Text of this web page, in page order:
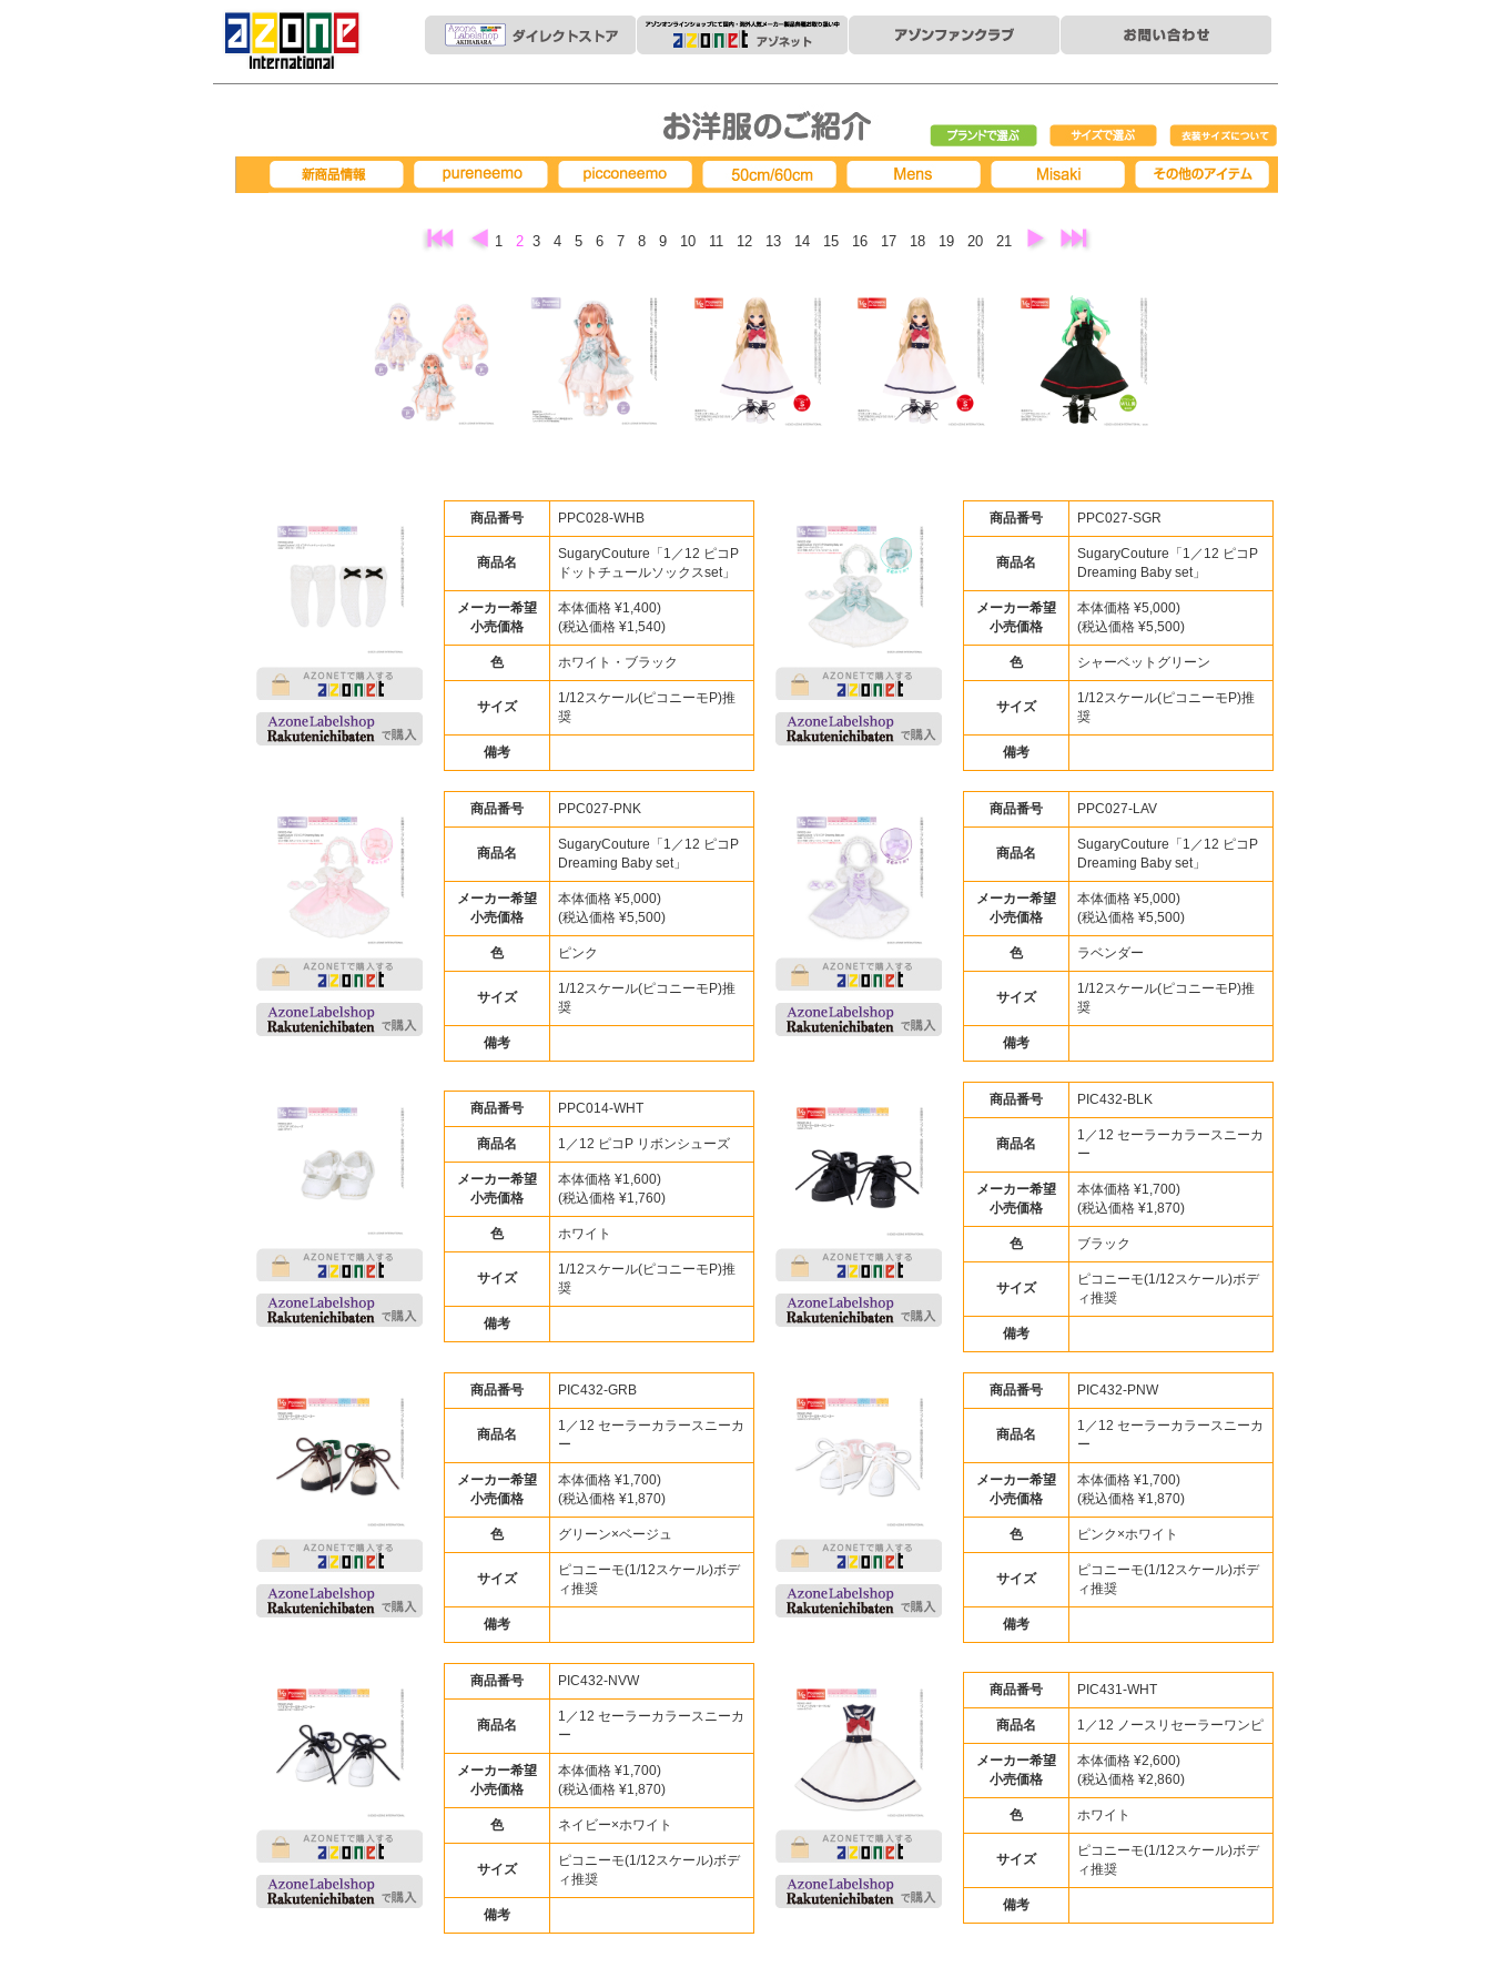
ブランドで選ぶ サイズで選ぶ
衣装サイズについ
て
1 2 3 4 5 6 7 8 9 10 11 12 13 14 15 16 17 18 19 20 21
商品番号 PPC028-WHB
商品名
SugaryCouture「1／12 ピコP
ドットチュールソックスset」
メーカー希望
小売価格
本体価格 ¥1,400)
(税込価格 ¥1,540)
色 ホワイト・ブラック
サイズ
1/12スケール(ピコニーモP)推
奨
備考
商品番号 PPC027-SGR
商品名
SugaryCouture「1／12 ピコP
Dreaming Baby set」
メーカー希望
小売価格
本体価格 ¥5,000)
(税込価格 ¥5,500)
色 シャーベットグリーン
サイズ
1/12スケール(ピコニーモP)推
奨
備考
商品番号 PPC027-PNK
商品名
SugaryCouture「1／12 ピコP
Dreaming Baby set」
メーカー希望
小売価格
本体価格 ¥5,000)
(税込価格 ¥5,500)
色 ピンク
サイズ
1/12スケール(ピコニーモP)推
奨
備考
商品番号 PPC027-LAV
商品名
SugaryCouture「1／12 ピコP
Dreaming Baby set」
メーカー希望
小売価格
本体価格 ¥5,000)
(税込価格 ¥5,500)
色 ラベンダー
サイズ
1/12スケール(ピコニーモP)推
奨
備考
商品番号 PPC014-WHT
商品名 1／12 ピコP リボンシューズ
メーカー希望
小売価格
本体価格 ¥1,600)
(税込価格 ¥1,760)
色 ホワイト
サイズ
1/12スケール(ピコニーモP)推
奨
備考
商品番号 PIC432-BLK
商品名
1／12 セーラーカラースニーカ
ー
メーカー希望
小売価格
本体価格 ¥1,700)
(税込価格 ¥1,870)
色 ブラック
サイズ
ピコニーモ(1/12スケール)ボデ
ィ推奨
備考
商品番号 PIC432-GRB
商品名
1／12 セーラーカラースニーカ
ー
メーカー希望
小売価格
本体価格 ¥1,700)
(税込価格 ¥1,870)
色 グリーン×ベージュ
サイズ
ピコニーモ(1/12スケール)ボデ
ィ推奨
備考
商品番号 PIC432-PNW
商品名
1／12 セーラーカラースニーカ
ー
メーカー希望
小売価格
本体価格 ¥1,700)
(税込価格 ¥1,870)
色 ピンク×ホワイト
サイズ
ピコニーモ(1/12スケール)ボデ
ィ推奨
備考
商品番号 PIC432-NVW
商品名
1／12 セーラーカラースニーカ
ー
メーカー希望
小売価格
本体価格 ¥1,700)
(税込価格 ¥1,870)
色 ネイビー×ホワイト
サイズ
ピコニーモ(1/12スケール)ボデ
ィ推奨
備考
商品番号 PIC431-WHT
商品名 1／12 ノースリセーラーワンピ
メーカー希望
小売価格
本体価格 ¥2,600)
(税込価格 ¥2,860)
色 ホワイト
サイズ
ピコニーモ(1/12スケール)ボデ
ィ推奨
備考